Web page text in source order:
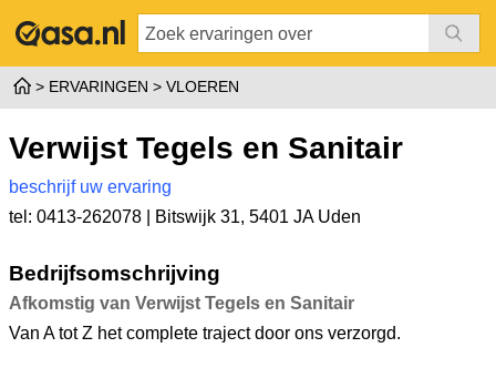
ERVARINGEN VLOEREN
Verwijst Tegels en Sanitair
beschrijf uw ervaring
tel: 0413-262078 |
Bitswijk 31, 5401 JA Uden
Bedrijfsomschrijving
Afkomstig van Verwijst Tegels en Sanitair
Van A tot Z het complete traject door ons verzorgd.